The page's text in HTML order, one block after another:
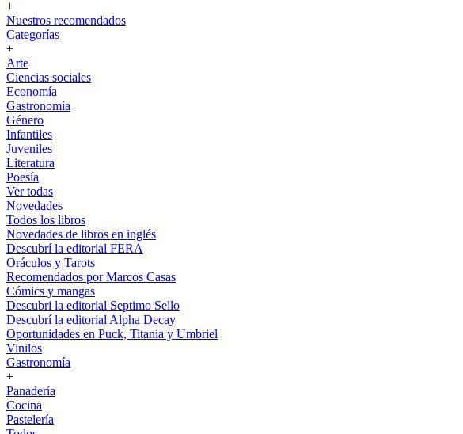
+
Nuestros recomendados
Categorías
+
Arte
Ciencias sociales
Economía
Gastronomía
Género
Infantiles
Juveniles
Literatura
Poesía
Ver todas
Novedades
Todos los libros
Novedades de libros en inglés
Descubrí la editorial FERA
Oráculos y Tarots
Recomendados por Marcos Casas
Cómics y mangas
Descubri la editorial Septimo Sello
Descubrí la editorial Alpha Decay
Oportunidades en Puck, Titania y Umbriel
Vinilos
Gastronomía
+
Panadería
Cocina
Pastelería